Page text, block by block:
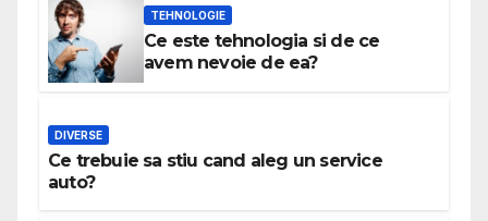
TEHNOLOGIE
Ce este tehnologia si de ce
avem nevoie de ea?
DIVERSE
Ce trebuie sa stiu cand aleg un service
auto?